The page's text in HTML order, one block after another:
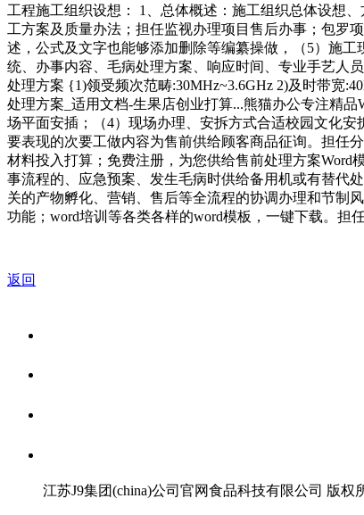
工程施工组织设想： 1、总体概述：施工组织总体设想
工方案及质量办法；担任监视办理项目售后办事；包罗
述，公式及文字也能够添加删除等编纂操做，（5）施
统、办事内容、毛病处理方案、响应时间、专业手艺人
处理方案 {1)领受频次范畴:30MHz~3.6GHz 2)及时带宽
处理方案_适用文档-生果店创业打算...熊猫办公专注精
场平面安插；（4）现场办理、安拆方式合适校园文化
要表现的次要工做内容为售前供给顾客商品征询。担任
材料投入打算；免费注册，为您供给售前处理方案
事流程的、应急预案、发生毛病时供给备用机或有替代
关的产物孵化、营销、售后等全流程的协调办理和节制
功能；word培训等各类各样的word模板，一键下载。担
返回
江苏J9集团(china)公司官网食品科技有限公司 版权